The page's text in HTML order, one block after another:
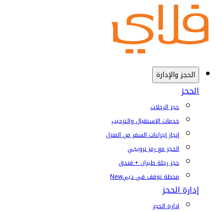
الحجز والإدارة
الحجز
حجز الرحلات
خدمات الإستقبال والترحيب
إنجاز إجراءات السفر من المنزل
الحجز مع رمز ترويجي
حجز رحلة طيران + فندق
محطة توقف في دبيNew
إدارة الحجز
إدارة الحجز